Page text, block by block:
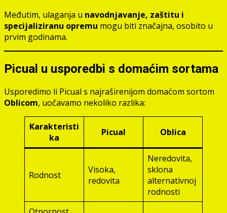
Međutim, ulaganja u navodnjavanje, zaštitu i
specijaliziranu opremu mogu biti značajna, osobito u
prvim godinama.
Picual u usporedbi s domaćim sortama
Usporedimo li Picual s najraširenijom domaćom sortom
Oblicom, uočavamo nekoliko razlika:
Karakteristi
ka
Picual Oblica
Rodnost
Visoka,
redovita
Neredovita,
sklona
alternativnoj
rodnosti